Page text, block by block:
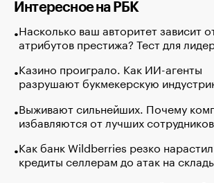
Интересное на РБК
Насколько ваш авторитет зависит
атрибутов престижа? Тест для
Казино проиграло. Как ИИ-агенты
разрушают букмекерскую
Выживают сильнейших. Почему
избавляются от лучших сотрудников
Как банк Wildberries резко нарастил
кредиты селлерам до атак на